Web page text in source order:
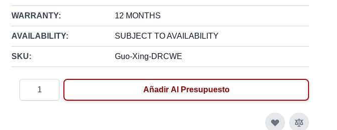
WARRANTY: 12 MONTHS
AVAILABILITY: SUBJECT TO AVAILABILITY
SKU: Guo-Xing-DRCWE
Añadir Al Presupuesto